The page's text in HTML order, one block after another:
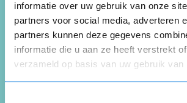
informatie over uw gebruik van onze
partners voor social media, adverteren
partners kunnen deze gegevens
informatie die u aan ze heeft verstrekt
verzameld op basis van uw gebruik van
Hassan Ait Abdellah
Amsterdam
11 juli 2025